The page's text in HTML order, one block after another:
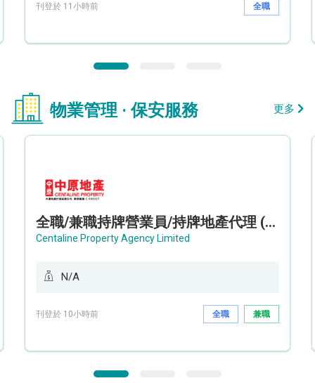
刊登於 11小時前 全職
物業管理 · 保安服務 更多
全職/兼職持牌營業員/持牌地產代理 (長沙灣/將軍澳/油塘)
Centaline Property Agency Limited
N/A
刊登於 10小時前 全職 兼職